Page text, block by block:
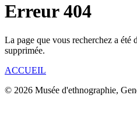
Erreur 404
La page que vous recherchez a été
supprimée.
ACCUEIL
© 2026 Musée d'ethnographie,